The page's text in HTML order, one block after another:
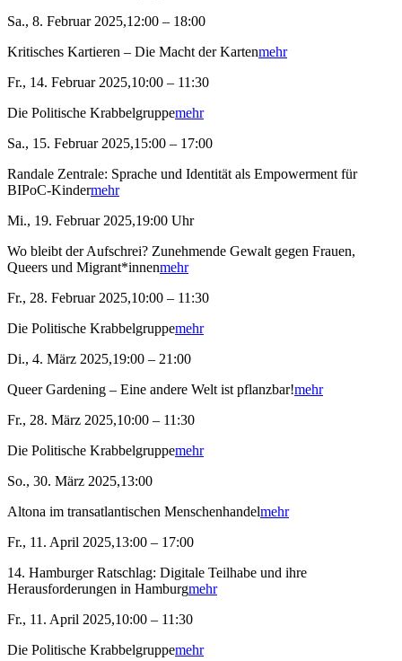
Sa., 8. Februar 2025,12:00 – 18:00
Kritisches Kartieren – Die Macht der Kartenmehr
Fr., 14. Februar 2025,10:00 – 11:30
Die Politische Krabbelgruppemehr
Sa., 15. Februar 2025,15:00 – 17:00
Randale Zentrale: Sprache und Identität als Empowerment für
BIPoC-Kindermehr
Mi., 19. Februar 2025,19:00 Uhr
Wo bleibt der Aufschrei? Zunehmende Gewalt gegen Frauen,
Queers und Migrant*innenmehr
Fr., 28. Februar 2025,10:00 – 11:30
Die Politische Krabbelgruppemehr
Di., 4. März 2025,19:00 – 21:00
Queer Gardening – Eine andere Welt ist pflanzbar!mehr
Fr., 28. März 2025,10:00 – 11:30
Die Politische Krabbelgruppemehr
So., 30. März 2025,13:00
Altona im transatlantischen Menschenhandelmehr
Fr., 11. April 2025,13:00 – 17:00
14. Hamburger Ratschlag: Digitale Teilhabe und ihre
Herausforderungen in Hamburgmehr
Fr., 11. April 2025,10:00 – 11:30
Die Politische Krabbelgruppemehr